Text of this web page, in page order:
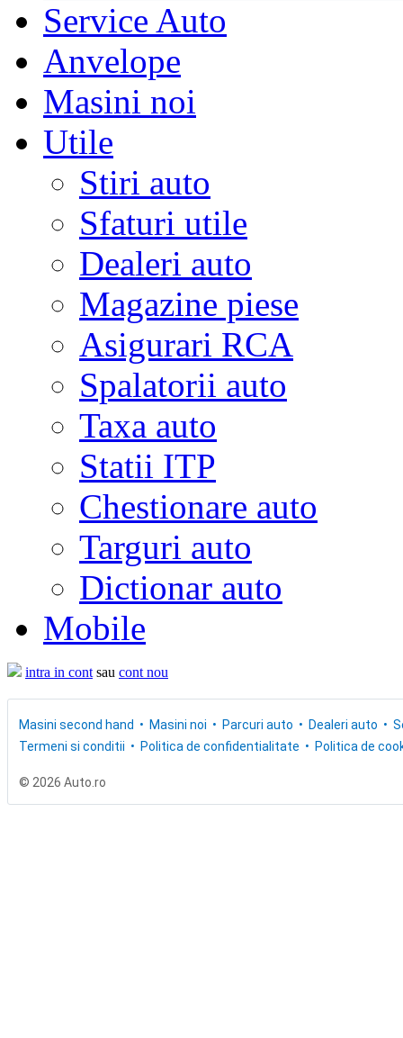
Service Auto
Anvelope
Masini noi
Utile
Stiri auto
Sfaturi utile
Dealeri auto
Magazine piese
Asigurari RCA
Spalatorii auto
Taxa auto
Statii ITP
Chestionare auto
Targuri auto
Dictionar auto
Mobile
intra in cont sau cont nou
Masini second hand Masini noi Parcuri auto Dealeri auto
Termeni si conditii
Politica de confidentialitate Politica de
© 2026 Auto.ro